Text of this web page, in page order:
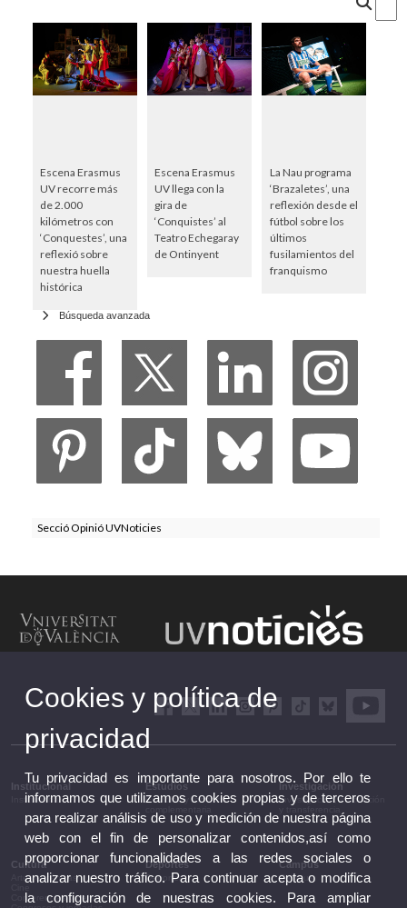
Escena Erasmus
UV recorre más
de 2.000
kilómetros con
‘Conquestes’, una
reflexió sobre
nuestra huella
histórica
Escena Erasmus
UV llega con la
gira de
‘Conquistes’ al
Teatro Echegaray
de Ontinyent
La Nau programa
‘Brazaletes’, una
reflexión desde el
fútbol sobre los
últimos
fusilamientos del
franquismo
Búsqueda avanzada
Secció Opinió UVNoticies
Institucional
Institucional
Estudios
Estudios y formación
Investigación
Investigación, innovación
Cultura
Artes escénicas
Conferencias y debates
Deportes
Deportes
Campus
Campus
Cookies y política de
privacidad
Tu privacidad es importante para nosotros. Por ello te
informamos que utilizamos cookies propias y de terceros
para realizar análisis de uso y medición de nuestra página
web con el fin de personalizar contenidos,así como
proporcionar funcionalidades a las redes sociales o
analizar nuestro tráfico. Para continuar acepta o modifica
la configuración de nuestras cookies. Para ampliar